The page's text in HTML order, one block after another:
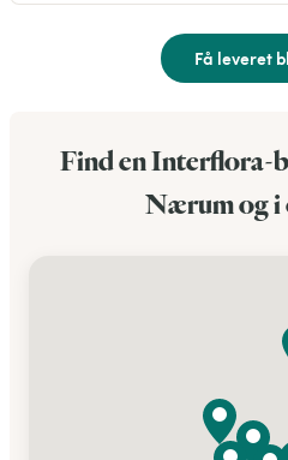
Få leveret
Find en Interflora-
Nærum og i